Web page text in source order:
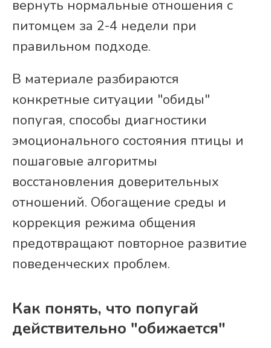
вернуть нормальные отношения с
питомцем за 2-4 недели при
правильном подходе.
В материале разбираются
конкретные ситуации "обиды"
попугая, способы диагностики
эмоционального состояния птицы и
пошаговые алгоритмы
восстановления доверительных
отношений. Обогащение среды и
коррекция режима общения
предотвращают повторное развитие
поведенческих проблем.
Как понять, что попугай
действительно "обижается"